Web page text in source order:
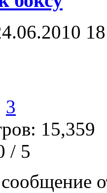
3
15,359
/ 5